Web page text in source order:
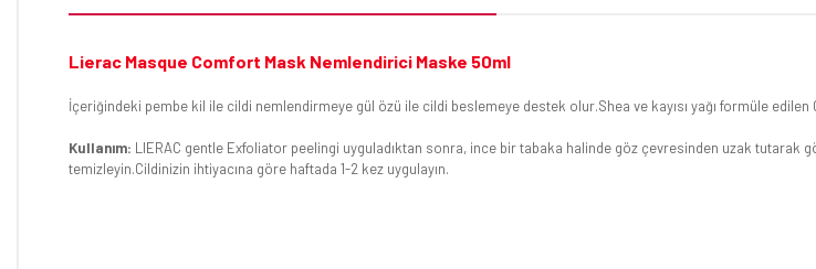
Lierac Masque Comfort Mask Nemlendirici Maske 50ml
İçeriğindeki pembe kil ile cildi nemlendirmeye gül özü ile cildi beslemeye destek olur.Shea ve kayısı yağı formüle edilen
Kullanım: LIERAC gentle Exfoliator peelingi uyguladıktan sonra, ince bir tabaka halinde göz çevresinden uzak tutarak
temizleyin.Cildinizin ihtiyacına göre haftada 1-2 kez uygulayın.